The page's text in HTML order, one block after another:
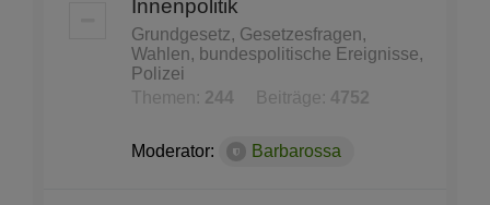
Innenpolitik
Grundgesetz, Gesetzesfragen,
Wahlen, bundespolitische Ereignisse,
Polizei
Themen: 244 Beiträge: 4752
Moderator: Barbarossa